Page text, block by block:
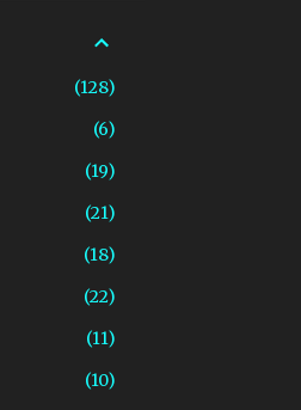
128
6
19
21
18
22
11
10